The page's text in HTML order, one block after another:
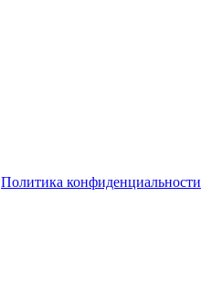
Политика конфиденциальности